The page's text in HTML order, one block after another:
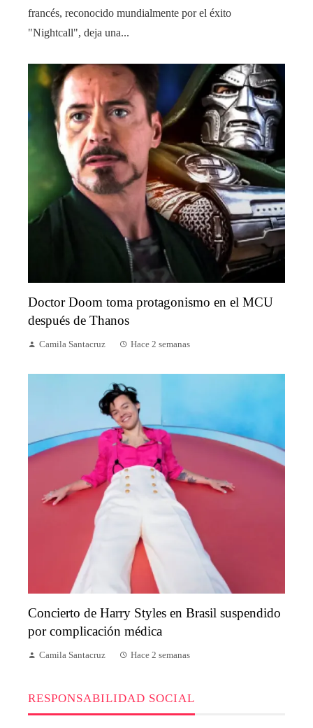
francés, reconocido mundialmente por el éxito
"Nightcall", deja una...
Doctor Doom toma protagonismo en el MCU
después de Thanos
Camila Santacruz Hace 2 semanas
Concierto de Harry Styles en Brasil suspendido
por complicación médica
Camila Santacruz Hace 2 semanas
RESPONSABILIDAD SOCIAL